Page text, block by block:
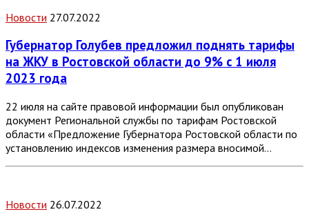
Новости 27.07.2022
Губернатор Голубев предложил поднять тарифы
на ЖКУ в Ростовской области до 9% с 1 июля
2023 года
22 июля на сайте правовой информации был опубликован
документ Региональной службы по тарифам Ростовской
области «Предложение Губернатора Ростовской области по
установлению индексов изменения размера вносимой…
Новости 26.07.2022